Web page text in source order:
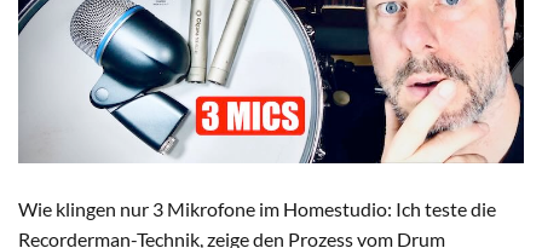
Wie klingen nur 3 Mikrofone im Homestudio: Ich teste die
Recorderman-Technik, zeige den Prozess vom Drum